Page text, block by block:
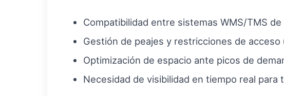
Compatibilidad entre sistemas WMS/TMS
Gestión de peajes y restricciones de
Optimización de espacio ante picos de
Necesidad de visibilidad en tiempo real para